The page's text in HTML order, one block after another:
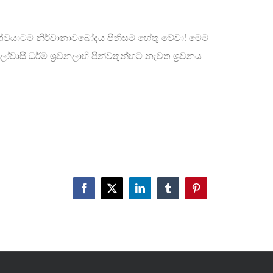
නිර්වානාවබෝදය පිනිසම හේතු වේවා! මෙම
ධර්ම ශ්‍රවනලාහී පින්වතුන්හට නැවත ශ්‍රවනය
Facebook
X LinkedInTumblrPinterest